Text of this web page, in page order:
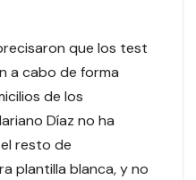
que los test
a cabo de forma
de los
Díaz no ha
resto de
plantilla blanca, y no